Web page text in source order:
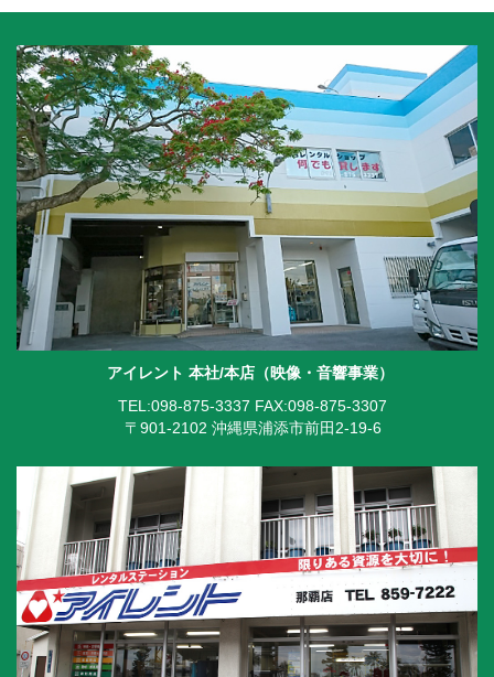
アイレント 本社/本店（映像・音響事業）
TEL:098-875-3337 FAX:098-875-3307
〒901-2102 沖縄県浦添市前田2-19-6